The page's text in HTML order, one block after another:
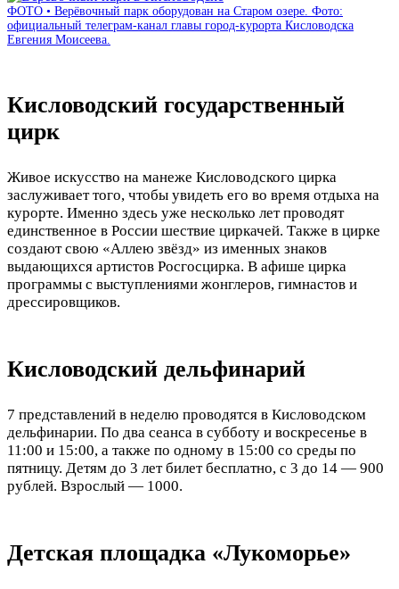
ФОТО • Верёвочный парк оборудован на Старом озере. Фото:
официальный телеграм-канал главы город-курорта Кисловодска
Евгения Моисеева.
Кисловодский государственный
цирк
Живое искусство на манеже Кисловодского цирка
заслуживает того, чтобы увидеть его во время отдыха на
курорте. Именно здесь уже несколько лет проводят
единственное в России шествие циркачей. Также в цирке
создают свою «Аллею звёзд» из именных знаков
выдающихся артистов Росгосцирка. В афише цирка
программы с выступлениями жонглеров, гимнастов и
дрессировщиков.
Кисловодский дельфинарий
7 представлений в неделю проводятся в Кисловодском
дельфинарии. По два сеанса в субботу и воскресенье в
11:00 и 15:00, а также по одному в 15:00 со среды по
пятницу. Детям до 3 лет билет бесплатно, с 3 до 14 — 900
рублей. Взрослый — 1000.
Детская площадка «Лукоморье»